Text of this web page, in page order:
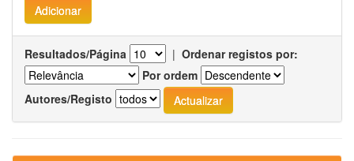
Resultados/Página | Ordenar registos por:
Por ordem
Autores/Registo